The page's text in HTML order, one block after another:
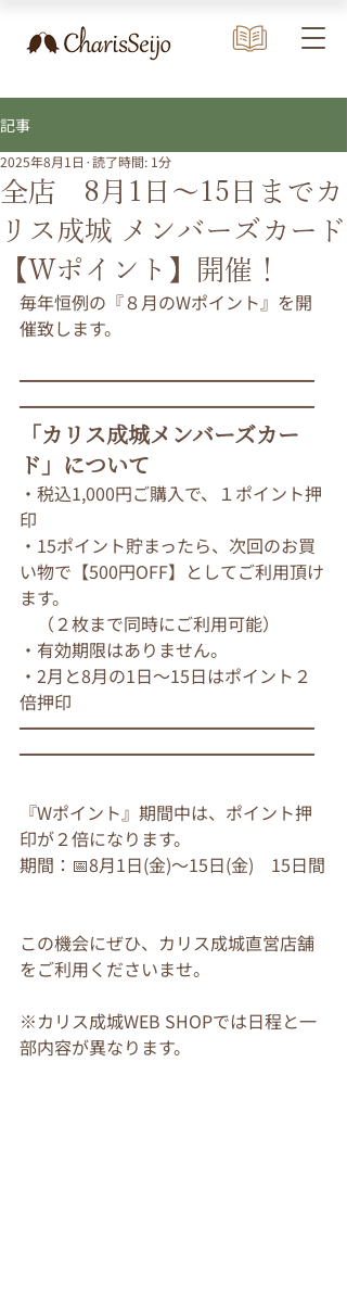
記事
全店 8月1日～15日までカ
リス成城 メンバーズカード
【Wポイント】開催！
2025年8月1日 読了時間: 1分
毎年恒例の『８月のWポイント』を開
催致します。
━━━━━━━━━━━━━━━━━
━━━━━━━━━━━━━━━━━
「カリス成城メンバーズカー
ド」について
・税込1,000円ご購入で、１ポイント押
印
・15ポイント貯まったら、次回のお買
い物で【500円OFF】としてご利用頂け
ます。
（２枚まで同時にご利用可能）
・有効期限はありません。
・2月と8月の1日～15日はポイント２
倍押印
━━━━━━━━━━━━━━━━━
━━━━━━━━━━━━━━━━━
『Wポイント』期間中は、ポイント押
印が２倍になります。
期間：📅8月1日(金)～15日(金)　15日間
この機会にぜひ、カリス成城直営店舗
をご利用くださいませ。
※カリス成城WEB SHOPでは日程と一
部内容が異なります。